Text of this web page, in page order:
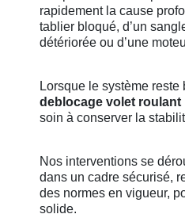
rapidement la cause
tablier bloqué, d’un
détériorée ou d’une
Lorsque le système
deblocage volet roulant
soin à conserver la
Nos interventions se
dans un cadre sécurisé,
des normes en vigueur,
solide.